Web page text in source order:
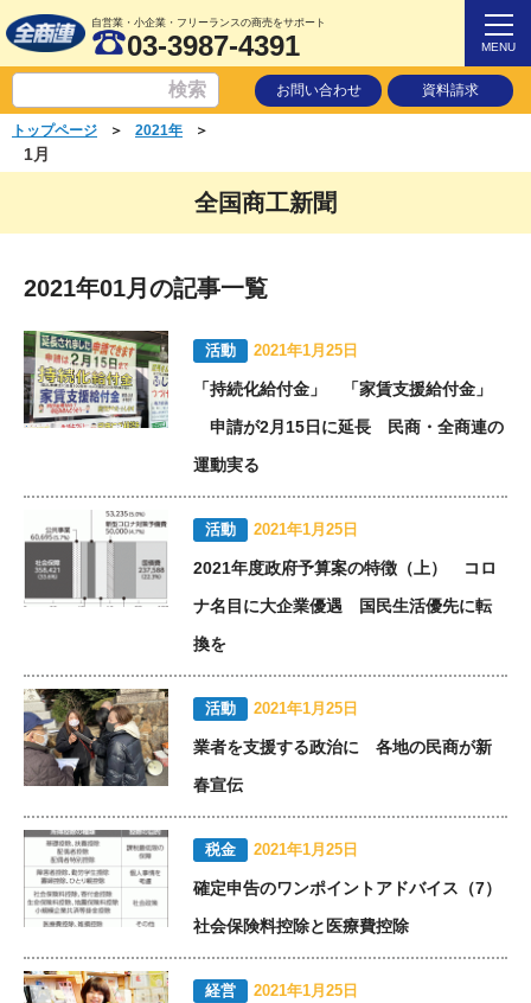
自営業・小企業・フリーランスの商売をサポート
03-3987-4391 MENU
お問い合わせ 資料請求
トップページ ＞ 2021年 ＞
1月
全国商工新聞
2021年01月の記事一覧
活動 2021年1月25日
「持続化給付金」 「家賃支援給付金」
申請が2月15日に延長 民商・全商連の
運動実る
活動 2021年1月25日
2021年度政府予算案の特徴（上） コロ
ナ名目に大企業優遇 国民生活優先に転
換を
活動 2021年1月25日
業者を支援する政治に 各地の民商が新
春宣伝
税金 2021年1月25日
確定申告のワンポイントアドバイス（7）
社会保険料控除と医療費控除
経営 2021年1月25日